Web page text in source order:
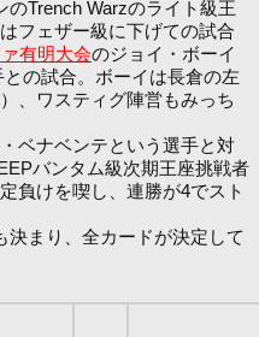
Trench Warzのライト級王
フェザー級に下げての試合
有明大会のジョイ・ボーイ
の試合。ボーイは長倉の左
、ワスティグ陣営もみっち
ベナベンテという選手と対
バンタム級次期王座挑戦者
負けを喫し、連勝が4でスト
まり、全カードが決定して